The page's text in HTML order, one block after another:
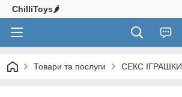
ChilliToys🌶️
Товари та послуги СЕКС ІГРАШКИ